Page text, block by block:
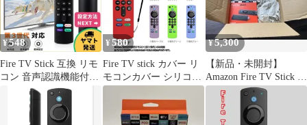
ン 汎用リモコン 交換用
音声認識リモコン fir tv
stick
Prime Video 再生 停止
音量調整 スマートテレ
ビ用 ブラック
¥548
Fire TV Stick 互換 リモ
コン 音声認識機能付き
ファイヤースティック
マト発送 追跡番号あり
¥ 580
Fire TV stick カバー リ
モコンカバー シリコン
ファイヤースティック
ケース 第三世代 4K
¥5,300
【新品・未開封】
Amazon Fire TV Stick 第
3世代1台